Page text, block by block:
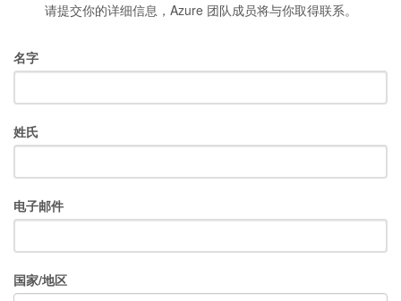
请提交你的详细信息，Azure 团队成员将与你取得联系。
名字
姓氏
电子邮件
国家/地区